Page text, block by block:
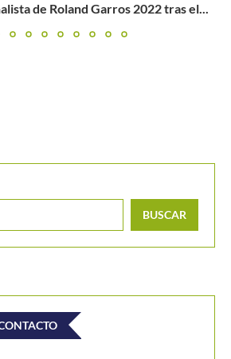
buscará el titulo en el ITF 2 Bolton...
BUSCAR